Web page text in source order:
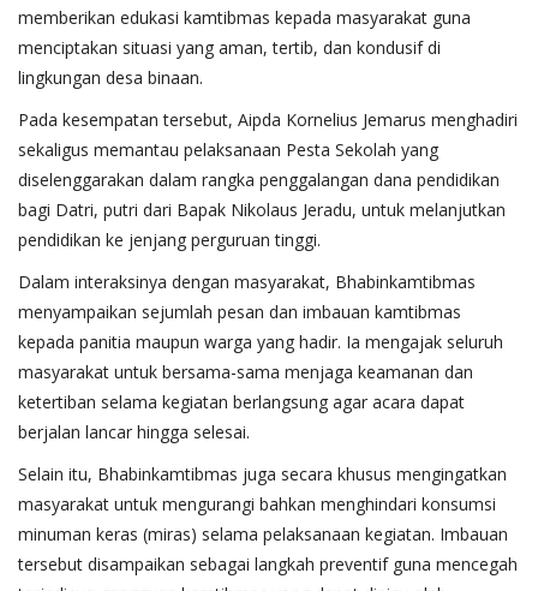
memberikan edukasi kamtibmas kepada masyarakat guna
menciptakan situasi yang aman, tertib, dan kondusif di
lingkungan desa binaan.
Pada kesempatan tersebut, Aipda Kornelius Jemarus menghadiri
sekaligus memantau pelaksanaan Pesta Sekolah yang
diselenggarakan dalam rangka penggalangan dana pendidikan
bagi Datri, putri dari Bapak Nikolaus Jeradu, untuk melanjutkan
pendidikan ke jenjang perguruan tinggi.
Dalam interaksinya dengan masyarakat, Bhabinkamtibmas
menyampaikan sejumlah pesan dan imbauan kamtibmas
kepada panitia maupun warga yang hadir. Ia mengajak seluruh
masyarakat untuk bersama-sama menjaga keamanan dan
ketertiban selama kegiatan berlangsung agar acara dapat
berjalan lancar hingga selesai.
Selain itu, Bhabinkamtibmas juga secara khusus mengingatkan
masyarakat untuk mengurangi bahkan menghindari konsumsi
minuman keras (miras) selama pelaksanaan kegiatan. Imbauan
tersebut disampaikan sebagai langkah preventif guna mencegah